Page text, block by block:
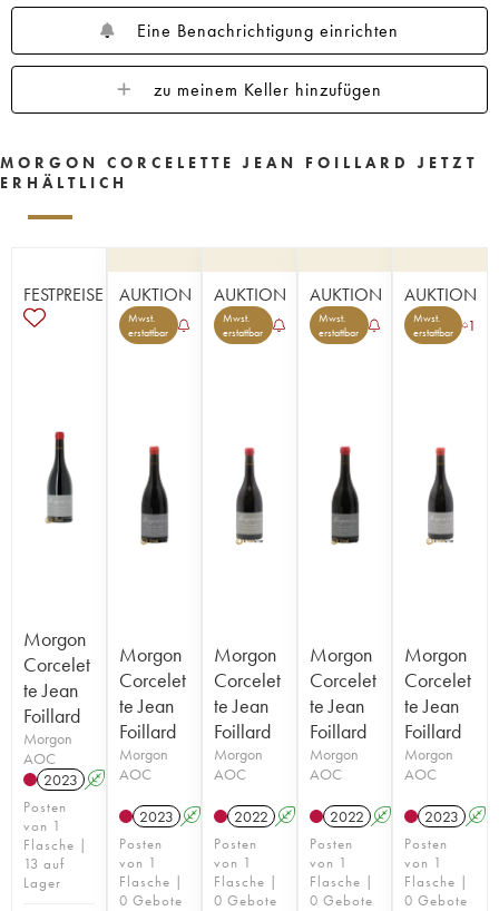
Eine Benachrichtigung einrichten
zu meinem Keller hinzufügen
MORGON CORCELETTE JEAN FOILLARD JETZT
ERHÄLTLICH
FESTPREISE
Morgon
Corcelet
te Jean
Foillard
Morgon
AOC
2023 A K
Posten
von 1
Flasche |
13 auf
Lager
AUKTION
Mwst.
erstattbar
Morgon
Corcelet
te Jean
Foillard
Morgon
AOC
2023 A K
Posten
von 1
Flasche |
0 Gebote
AUKTION
Mwst.
erstattbar
Morgon
Corcelet
te Jean
Foillard
Morgon
AOC
2022 A K
Posten
von 1
Flasche |
0 Gebote
AUKTION
Mwst.
erstattbar
Morgon
Corcelet
te Jean
Foillard
Morgon
AOC
2022 A K
Posten
von 1
Flasche |
0 Gebote
AUKTION
Mwst.
erstattbar
1
Morgon
Corcelet
te Jean
Foillard
Morgon
AOC
2023 A
Posten
von 1
Flasche |
0 Gebote